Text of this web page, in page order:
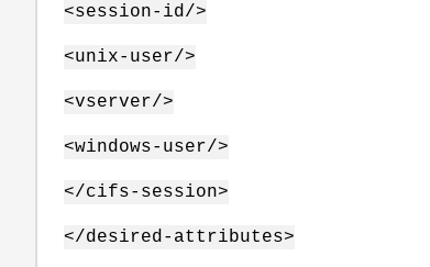
<session-id/>
<unix-user/>
<vserver/>
<windows-user/>
</cifs-session>
</desired-attributes>